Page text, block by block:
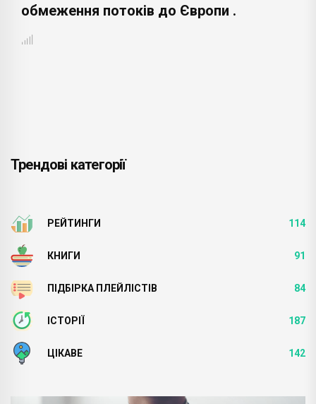
обмеження потоків до Європи .
Трендові категорії
РЕЙТИНГИ 114
КНИГИ 91
ПІДБІРКА ПЛЕЙЛІСТІВ 84
ІСТОРІЇ 187
ЦІКАВЕ 142